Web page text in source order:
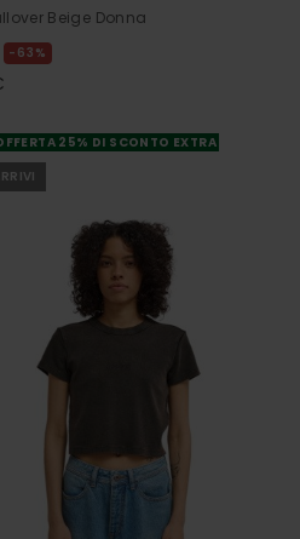
Beige Donna
63%
25% DI SCONTO EXTRA